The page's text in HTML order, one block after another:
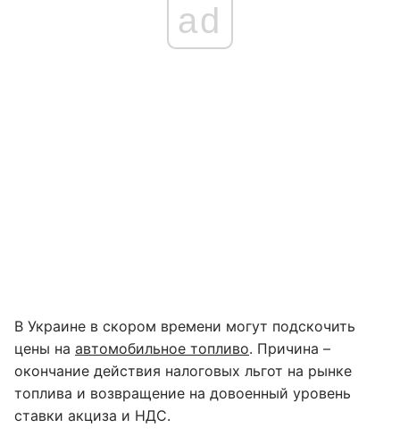
ad
В Украине в скором времени могут подскочить
цены на автомобильное топливо. Причина –
окончание действия налоговых льгот на рынке
топлива и возвращение на довоенный уровень
ставки акциза и НДС.